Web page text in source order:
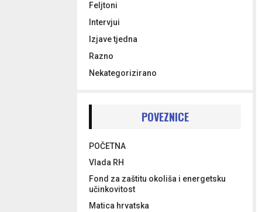
Feljtoni
Intervjui
Izjave tjedna
Razno
Nekategorizirano
POVEZNICE
POČETNA
Vlada RH
Fond za zaštitu okoliša i energetsku
učinkovitost
Matica hrvatska